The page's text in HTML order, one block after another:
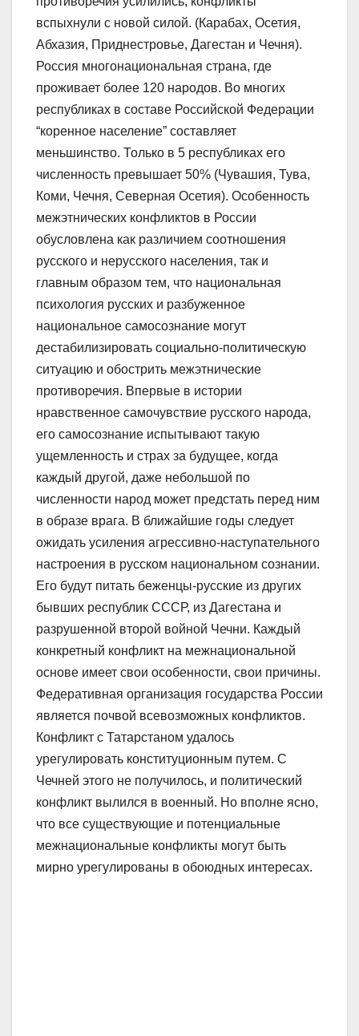
вспыхнули с новой силой. (Карабах, Осетия,
Абхазия, Приднестровье, Дагестан и Чечня).
Россия многонациональная страна, где
проживает более 120 народов. Во многих
республиках в составе Российской Федерации
“коренное население” составляет
меньшинство. Только в 5 республиках его
численность превышает 50% (Чувашия, Тува,
Коми, Чечня, Северная Осетия). Особенность
межэтнических конфликтов в России
обусловлена как различием соотношения
русского и нерусского населения, так и
главным образом тем, что национальная
психология русских и разбуженное
национальное самосознание могут
дестабилизировать социально-политическую
ситуацию и обострить межэтнические
противоречия. Впервые в истории
нравственное самочувствие русского народа,
его самосознание испытывают такую
ущемленность и страх за будущее, когда
каждый другой, даже небольшой по
численности народ может предстать перед ним
в образе врага. В ближайшие годы следует
ожидать усиления агрессивно-наступательного
настроения в русском национальном сознании.
Его будут питать беженцы-русские из других
бывших республик СССР, из Дагестана и
разрушенной второй войной Чечни. Каждый
конкретный конфликт на межнациональной
основе имеет свои особенности, свои причины.
Федеративная организация государства России
является почвой всевозможных конфликтов.
Конфликт с Татарстаном удалось
урегулировать конституционным путем. С
Чечней этого не получилось, и политический
конфликт вылился в военный. Но вполне ясно,
что все существующие и потенциальные
межнациональные конфликты могут быть
мирно урегулированы в обоюдных интересах.